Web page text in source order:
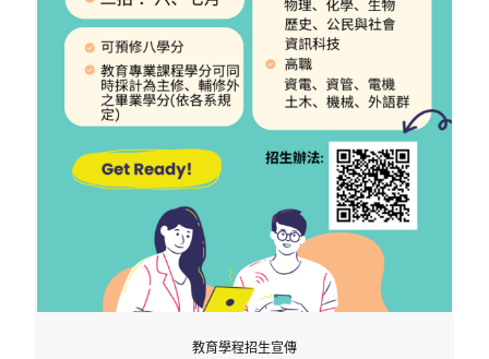
教育學程招生宣傳